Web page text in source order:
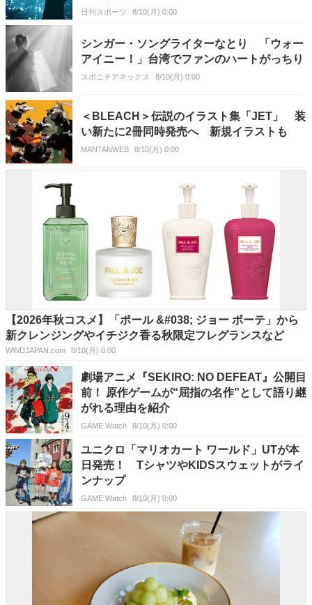
日刊スポーツ 8/10(月) 0:00
シンガー・ソングライターなとり 「ウォー
アイニー！」台湾でファンのハートがっちり
スポニチアネックス 8/10(月) 0:00
＜BLEACH＞伝説のイラスト集「JET」 装
い新たに2冊同時発売へ 新規イラストも
MANTANWEB 8/10(月) 0:00
【2026年秋コスメ】「ポール &#038; ジョー ボーテ」から
新クレンジングやイチジク香る秋限定フレグランスなど
WWDJAPAN.com 8/10(月) 0:00
劇場アニメ『SEKIRO: NO DEFEAT』公開目
前！ 原作ゲームが“屈指の名作”として語り継
がれる理由を紹介
GAME Watch 8/10(月) 0:00
ユニクロ「マリオカート ワールド」UTが本
日発売！ TシャツやKIDSスウェットがライ
ンナップ
GAME Watch 8/10(月) 0:00